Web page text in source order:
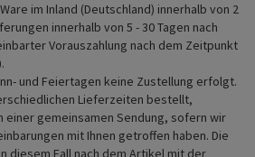
im Inland (Deutschland) innerhalb von 2
innerhalb von 5 - 30 Tagen nach
Vorauszahlung nach dem Zeitpunkt
und Feiertagen keine Zustellung erfolgt.
Lieferzeiten bestellt,
einer gemeinsamen Sendung, sofern wir
mit Ihnen getroffen haben. Die
diesem Fall nach dem Artikel mit der